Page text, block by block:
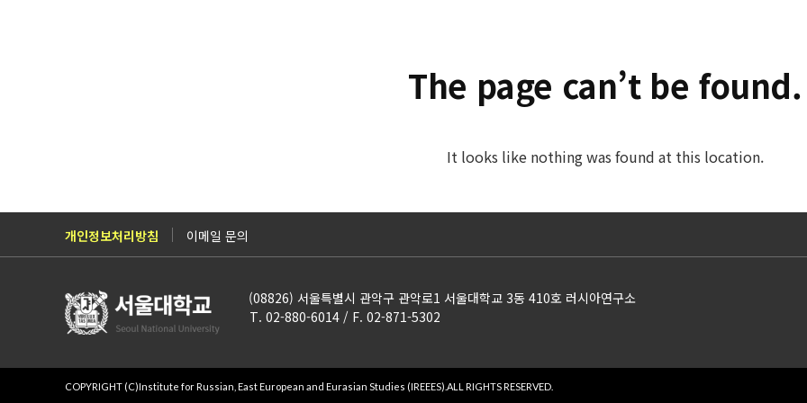
The page can’t be found.
It looks like nothing was found at this location.
개인정보처리방침 이메일 문의
(08826) 서울특별시 관악구 관악로1 서울대학교 3동 410호 러시아연구소
T. 02-880-6014 / F. 02-871-5302
COPYRIGHT (C)Institute for Russian, East European and Eurasian Studies (IREEES). ALL RIGHTS RESERVED.